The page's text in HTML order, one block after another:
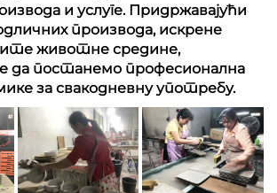
и услуге. Придржавајући
производа, искрене
животне средине,
да постанемо професионална
за свакодневну употребу.